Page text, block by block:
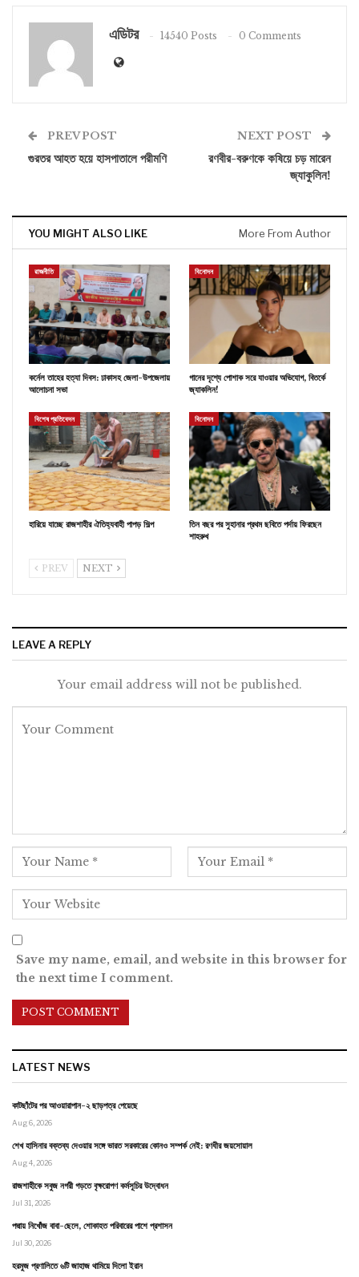
এডিটর 14540 Posts 0 Comments
PREV POST
গুরতর আহত হয়ে হাসপাতালে পরীমণি
NEXT POST
রণবীর-বরুণকে কষিয়ে চড় মারেন
জ্যাকুলিন!
YOU MIGHT ALSO LIKE More From Author
রাজনীতি
কর্নেল তাহের হত্যা দিবস: ঢাকাসহ জেলা-উপজেলায়
আলোচনা সভা
বিনোদন
গানের দৃশ্যে পোশাক সরে যাওয়ার অভিযোগ, বিতর্কে
জ্যাকলিন!
বিশেষ প্রতিবেদন
হারিয়ে যাচ্ছে রাজশাহীর ঐতিহ্যবাহী পাপড় শিল্প
বিনোদন
তিন বছর পর সুহানার প্রথম ছবিতে পর্দায় ফিরছেন
শাহরুখ
PREV NEXT
LEAVE A REPLY
Your email address will not be published.
Save my name, email, and website in this browser for
the next time I comment.
LATEST NEWS
কাটছাঁটের পর আওয়ারাপান-২ ছাড়পত্র পেয়েছে
Aug 6, 2026
শেখ হাসিনার বক্তব্য দেওয়ার সঙ্গে ভারত সরকারের কোনও সম্পর্ক নেই: রণধীর জয়সোয়াল
Aug 4, 2026
রাজশাহীকে সবুজ নগরী গড়তে বৃক্ষরোপণ কর্মসূচির উদ্বোধন
Jul 31, 2026
পদ্মায় নিখোঁজ বাবা-ছেলে, শোকাহত পরিবারের পাশে প্রশাসন
Jul 30, 2026
হরমুজ প্রণালিতে ৬টি জাহাজ থামিয়ে দিলো ইরান